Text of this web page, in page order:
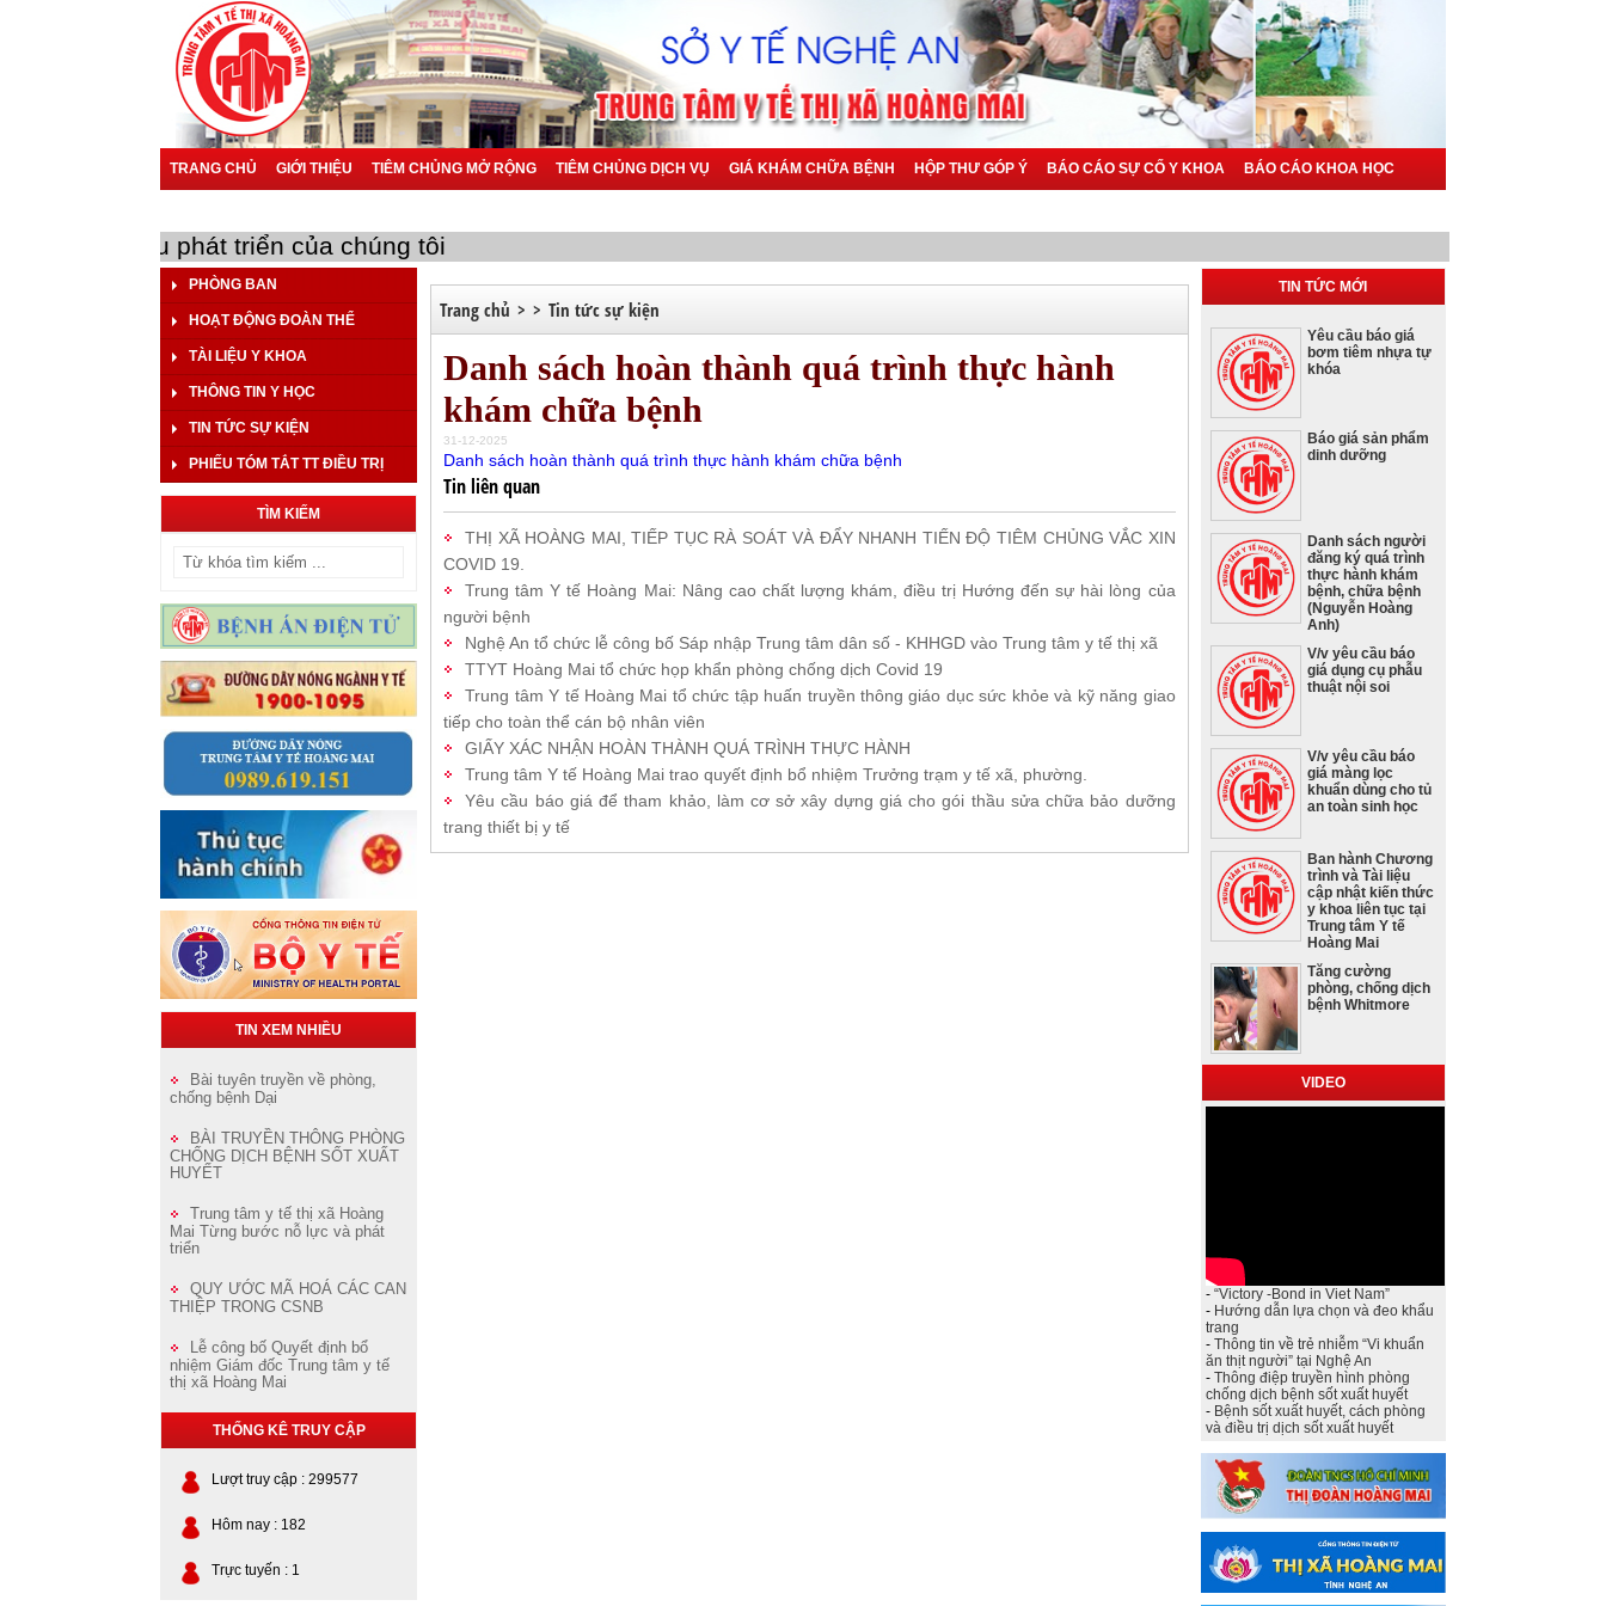
TRANG CHỦ GIỚI THIỆU TIÊM CHỦNG MỞ RỘNG TIÊM CHỦNG DỊCH VỤ GIÁ KHÁM CHỮA BỆNH HỘP THƯ GÓP Ý BÁO CÁO SỰ CỐ Y KHOA BÁO CÁO KHOA HỌC
bạn là mục tiêu phát triển của chúng tôi
PHÒNG BAN
HOẠT ĐỘNG ĐOÀN THỂ
TÀI LIỆU Y KHOA
THÔNG TIN Y HỌC
TIN TỨC SỰ KIỆN
PHIẾU TÓM TẮT TT ĐIỀU TRỊ
TÌM KIẾM
TIN XEM NHIỀU
Bài tuyên truyền về phòng,
chống bệnh Dại
BÀI TRUYỀN THÔNG PHÒNG
CHỐNG DỊCH BỆNH SỐT XUẤT
HUYẾT
Trung tâm y tế thị xã Hoàng
Mai Từng bước nỗ lực và phát
triển
QUY ƯỚC MÃ HOÁ CÁC CAN
THIỆP TRONG CSNB
Lễ công bố Quyết định bổ
nhiệm Giám đốc Trung tâm y tế
thị xã Hoàng Mai
THỐNG KÊ TRUY CẬP
Lượt truy cập : 299577
Hôm nay : 182
Trực tuyến : 1
Trang chủ > > Tin tức sự kiện
Danh sách hoàn thành quá trình thực hành
khám chữa bệnh
31-12-2025
Danh sách hoàn thành quá trình thực hành khám chữa bệnh
Tin liên quan
THỊ XÃ HOÀNG MAI, TIẾP TỤC RÀ SOÁT VÀ ĐẨY NHANH TIẾN ĐỘ TIÊM CHỦNG VẮC XIN
COVID 19.
Trung tâm Y tế Hoàng Mai: Nâng cao chất lượng khám, điều trị Hướng đến sự hài lòng của
người bệnh
Nghệ An tổ chức lễ công bố Sáp nhập Trung tâm dân số - KHHGD vào Trung tâm y tế thị xã
TTYT Hoàng Mai tổ chức họp khẩn phòng chống dịch Covid 19
Trung tâm Y tế Hoàng Mai tổ chức tập huấn truyền thông giáo dục sức khỏe và kỹ năng giao
tiếp cho toàn thể cán bộ nhân viên
GIẤY XÁC NHẬN HOÀN THÀNH QUÁ TRÌNH THỰC HÀNH
Trung tâm Y tế Hoàng Mai trao quyết định bổ nhiệm Trưởng trạm y tế xã, phường.
Yêu cầu báo giá để tham khảo, làm cơ sở xây dựng giá cho gói thầu sửa chữa bảo dưỡng
trang thiết bị y tế
TIN TỨC MỚI
Yêu cầu báo giá
bơm tiêm nhựa tự
khóa
Báo giá sản phẩm
dinh dưỡng
Danh sách người
đăng ký quá trình
thực hành khám
bệnh, chữa bệnh
(Nguyễn Hoàng
Anh)
V/v yêu cầu báo
giá dụng cụ phẫu
thuật nội soi
V/v yêu cầu báo
giá màng lọc
khuẩn dùng cho tủ
an toàn sinh học
Ban hành Chương
trình và Tài liệu
cập nhật kiến thức
y khoa liên tục tại
Trung tâm Y tế
Hoàng Mai
Tăng cường
phòng, chống dịch
bệnh Whitmore
VIDEO
-“Victory -Bond in Viet Nam”
- Hướng dẫn lựa chọn và đeo khẩu
trang
-Thông tin về trẻ nhiễm “Vi khuẩn
ăn thịt người” tại Nghệ An
-Thông điệp truyền hình phòng
chống dịch bệnh sốt xuất huyết
- Bệnh sốt xuất huyết, cách phòng
và điều trị dịch sốt xuất huyết